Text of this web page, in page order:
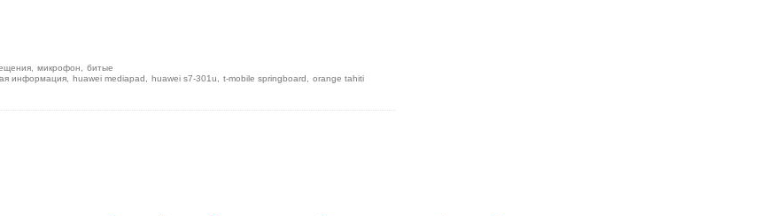
микрофон
битые
информация huawei mediapad huawei s7-301u t-mobile springboard orange tahiti